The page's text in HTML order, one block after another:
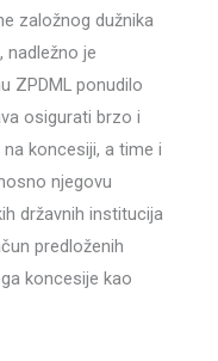
založnog dužnika
nadležno je
ZPDML ponudilo
osigurati brzo i
koncesiji, a time i
njegovu
državnih institucija
predloženih
koncesije kao